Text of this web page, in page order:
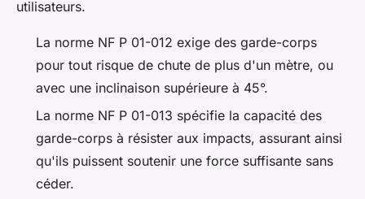
utilisateurs.
La norme NF P 01-012 exige des garde-corps
pour tout risque de chute de plus d'un mètre, ou
avec une inclinaison supérieure à 45°.
La norme NF P 01-013 spécifie la capacité des
garde-corps à résister aux impacts, assurant ainsi
qu'ils puissent soutenir une force suffisante sans
céder.